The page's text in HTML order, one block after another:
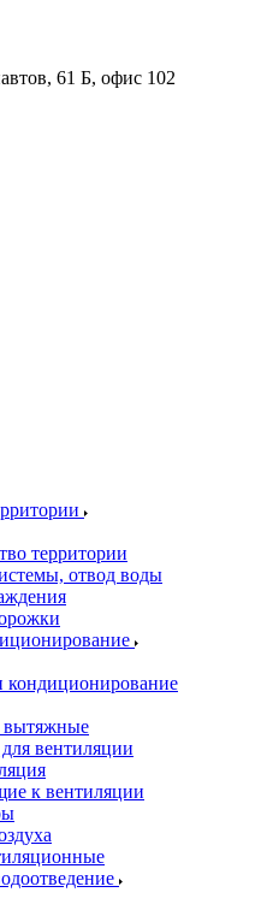
61 Б, офис 102
территории
отвод воды
кондиционирование
вытяжные
вентиляции
к вентиляции